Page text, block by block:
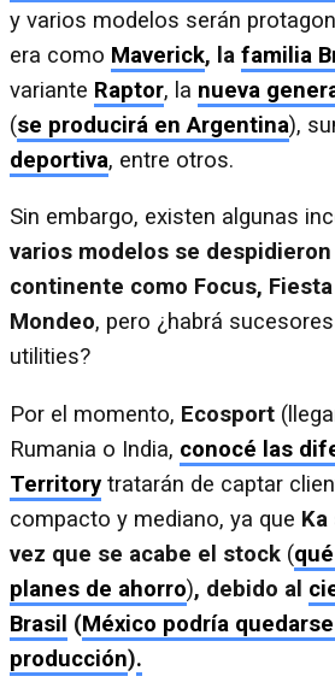
y varios modelos serán
era como Maverick, la familia
variante Raptor, la nueva
(se producirá en Argentina),
deportiva, entre otros.
Sin embargo, existen algunas
varios modelos se
continente como Focus,
Mondeo, pero ¿habrá
utilities?
Por el momento, Ecosport
Rumania o India, conocé las
Territory tratarán de captar
compacto y mediano, ya que
vez que se acabe el stock (
planes de ahorro), debido al
Brasil (México podría
producción).